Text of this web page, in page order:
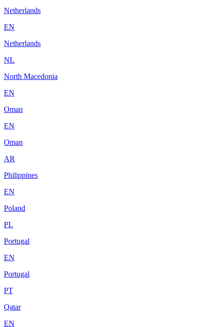
Netherlands
EN
Netherlands
NL
North Macedonia
EN
Oman
EN
Oman
AR
Philippines
EN
Poland
PL
Portugal
EN
Portugal
PT
Qatar
EN